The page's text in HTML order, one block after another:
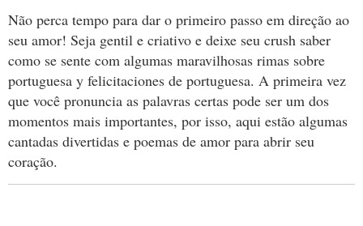
Não perca tempo para dar o primeiro passo em direção ao
seu amor! Seja gentil e criativo e deixe seu crush saber
como se sente com algumas maravilhosas rimas sobre
portuguesa y felicitaciones de portuguesa. A primeira vez
que você pronuncia as palavras certas pode ser um dos
momentos mais importantes, por isso, aqui estão algumas
cantadas divertidas e poemas de amor para abrir seu
coração.